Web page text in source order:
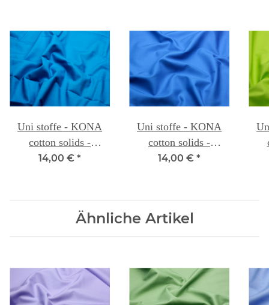
Uni stoffe - KONA
cotton solids -
TURQUOISE 085
14,00 € *
Uni stoffe - KONA
cotton solids -
PACIFIC 069A
14,00 € *
Ähnliche Artikel